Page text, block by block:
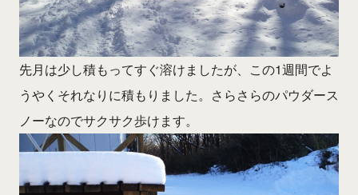
先月は少し積もってすぐ溶けましたが、この1週間でよ
うやくそれなりに積もりました。さらさらのパウダース
ノーなのでサクサク歩けます。